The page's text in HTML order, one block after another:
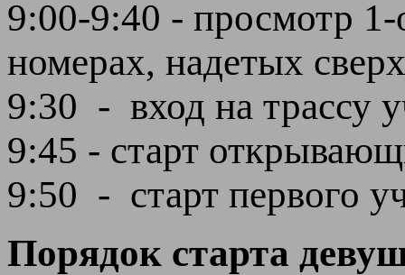
9:00-9:40 - просмотр 1-
номерах, надетых
9:30 - вход на трассу
9:45 - старт
9:50 - старт первого
Порядок старта